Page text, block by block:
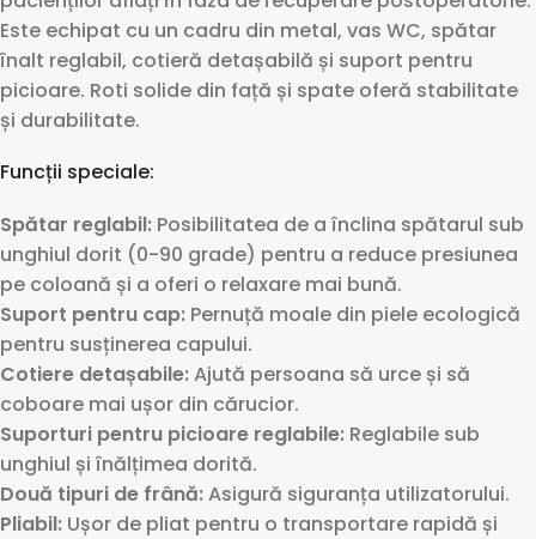
Este echipat cu un cadru din metal, vas WC, spătar
înalt reglabil, cotieră detașabilă și suport pentru
picioare. Roti solide din față și spate oferă stabilitate
și durabilitate.
Funcții speciale:
Spătar reglabil: Posibilitatea de a înclina spătarul sub
unghiul dorit (0-90 grade) pentru a reduce presiunea
pe coloană și a oferi o relaxare mai bună.
Suport pentru cap: Pernuță moale din piele ecologică
pentru susținerea capului.
Cotiere detașabile:Ajută persoana să urce și să
coboare mai ușor din cărucior.
Suporturi pentru picioare reglabile: Reglabile sub
unghiul și înălțimea dorită.
Două tipuri de frână:Asigură siguranța utilizatorului.
Pliabil: Ușor de pliat pentru o transportare rapidă și